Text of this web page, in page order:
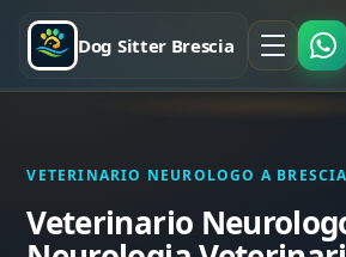
Dog Sitter Brescia
VETERINARIO NEUROLOGO A BRESCIA
Veterinario